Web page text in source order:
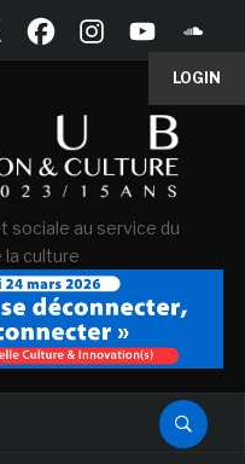
LOGIN
sociale au service du
la culture